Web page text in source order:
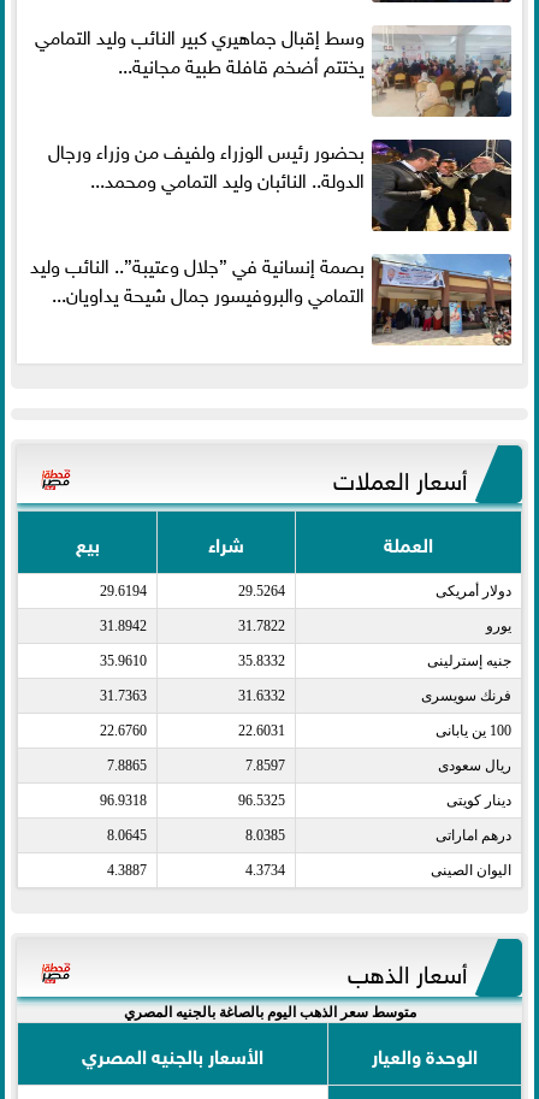
وسط إقبال جماهيري كبير النائب وليد التمامي
يختتم أضخم قافلة طبية مجانية...
بحضور رئيس الوزراء ولفيف من وزراء ورجال
الدولة.. النائبان وليد التمامي ومحمد...
بصمة إنسانية في ”جلال وعتيبة”.. النائب وليد
التمامي والبروفيسور جمال شيحة يداويان...
أسعار العملات
العملة شراء بيع
دولار أمريكى​ 29.5264
29.6194
يورو​ 31.7822
31.8942
جنيه إسترلينى​ 35.8332
35.9610
فرنك سويسرى​ 31.6332
31.7363
100 ين يابانى​ 22.6031
22.6760
ريال سعودى​ 7.8597
7.8865
دينار كويتى​ 96.5325
96.9318
درهم اماراتى​ 8.0385
8.0645
اليوان الصينى​ 4.3734
4.3887
أسعار الذهب
متوسط سعر الذهب اليوم بالصاغة بالجنيه المصري
الوحدة والعيار
الأسعار بالجنيه المصري